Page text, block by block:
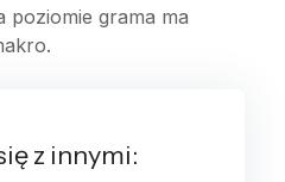
poziomie grama ma
z innymi: